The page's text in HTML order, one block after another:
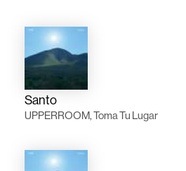
Santo
UPPERROOM, Toma Tu Lugar